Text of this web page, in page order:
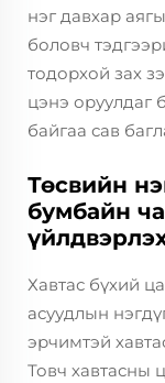
нэг давхар
боловч
тодорхой зах
цэнэ оруулдаг
байгаа сав
Төсвийн
бумбайн
Хавтас бүхий
асуудлын
эрчимтэй
Товч хавтасны